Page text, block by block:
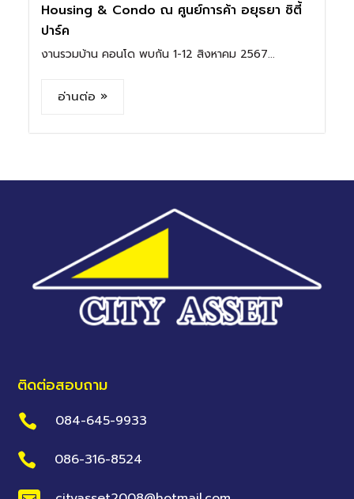
Housing & Condo ณ ศูนย์การค้า อยุธยา ซิตี้
ปาร์ค
งานรวมบ้าน คอนโด พบกัน 1-12 สิงหาคม 2567...
อ่านต่อ »
ติดต่อสอบถาม
 084-645-9933
 086-316-8524